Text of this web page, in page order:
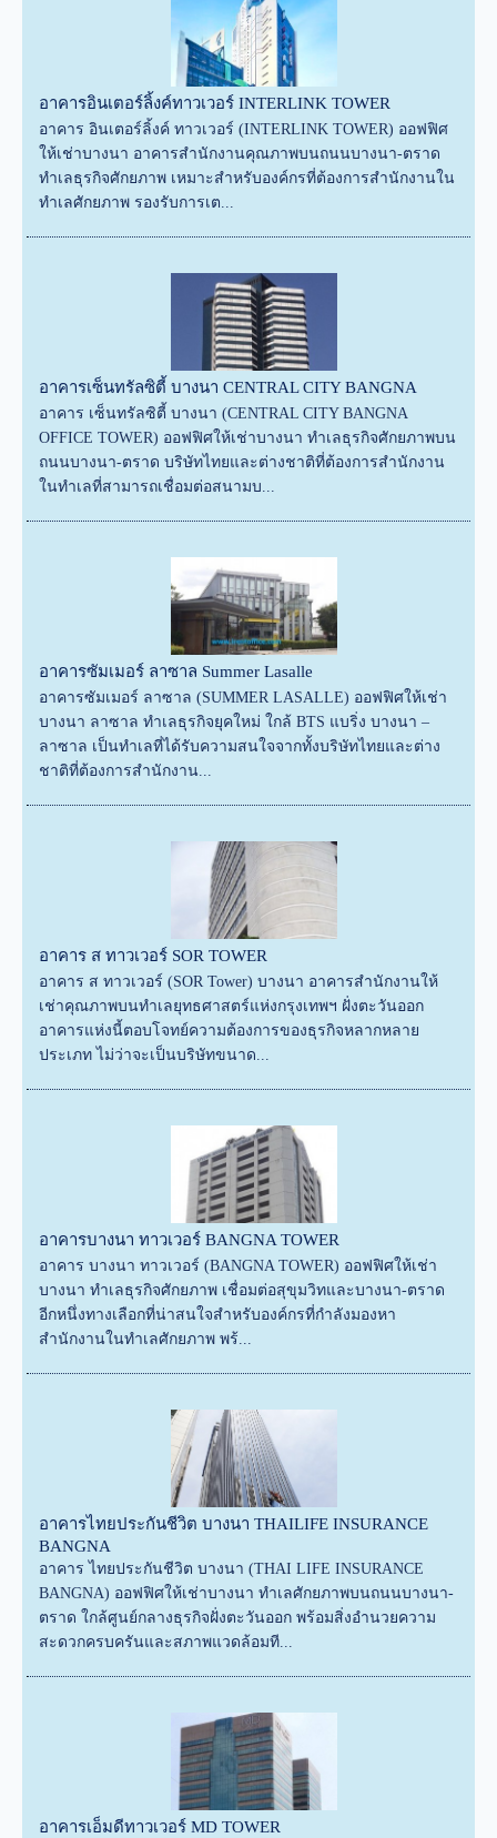
อาคารอินเตอร์ลิ้งค์ทาวเวอร์ INTERLINK TOWER
อาคาร อินเตอร์ลิ้งค์ ทาวเวอร์ (INTERLINK TOWER) ออฟฟิศ
ให้เช่าบางนา อาคารสำนักงานคุณภาพบนถนนบางนา-ตราด
ทำเลธุรกิจศักยภาพ เหมาะสำหรับองค์กรที่ต้องการสำนักงานใน
ทำเลศักยภาพ รองรับการเต...
อาคารเซ็นทรัลซิตี้ บางนา CENTRAL CITY BANGNA
อาคาร เซ็นทรัลซิตี้ บางนา (CENTRAL CITY BANGNA
OFFICE TOWER) ออฟฟิศให้เช่าบางนา ทำเลธุรกิจศักยภาพบน
ถนนบางนา-ตราด บริษัทไทยและต่างชาติที่ต้องการสำนักงาน
ในทำเลที่สามารถเชื่อมต่อสนามบ...
อาคารซัมเมอร์ ลาซาล Summer Lasalle
อาคารซัมเมอร์ ลาซาล (SUMMER LASALLE) ออฟฟิศให้เช่า
บางนา ลาซาล ทำเลธุรกิจยุคใหม่ ใกล้ BTS แบริ่ง บางนา –
ลาซาล เป็นทำเลที่ได้รับความสนใจจากทั้งบริษัทไทยและต่าง
ชาติที่ต้องการสำนักงาน...
อาคาร ส ทาวเวอร์ SOR TOWER
อาคาร ส ทาวเวอร์ (SOR Tower) บางนา อาคารสำนักงานให้
เช่าคุณภาพบนทำเลยุทธศาสตร์แห่งกรุงเทพฯ ฝั่งตะวันออก
อาคารแห่งนี้ตอบโจทย์ความต้องการของธุรกิจหลากหลาย
ประเภท ไม่ว่าจะเป็นบริษัทขนาด...
อาคารบางนา ทาวเวอร์ BANGNA TOWER
อาคาร บางนา ทาวเวอร์ (BANGNA TOWER) ออฟฟิศให้เช่า
บางนา ทำเลธุรกิจศักยภาพ เชื่อมต่อสุขุมวิทและบางนา-ตราด
อีกหนึ่งทางเลือกที่น่าสนใจสำหรับองค์กรที่กำลังมองหา
สำนักงานในทำเลศักยภาพ พร้...
อาคารไทยประกันชีวิต บางนา THAILIFE INSURANCE
BANGNA
อาคาร ไทยประกันชีวิต บางนา (THAI LIFE INSURANCE
BANGNA) ออฟฟิศให้เช่าบางนา ทำเลศักยภาพบนถนนบางนา-
ตราด ใกล้ศูนย์กลางธุรกิจฝั่งตะวันออก พร้อมสิ่งอำนวยความ
สะดวกครบครันและสภาพแวดล้อมที...
อาคารเอ็มดีทาวเวอร์ MD TOWER